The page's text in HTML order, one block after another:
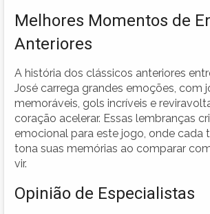
Melhores Momentos de
Anteriores
A história dos clássicos anteriores
José carrega grandes emoções, com
memoráveis, gols incríveis e
coração acelerar. Essas lembranças
emocional para este jogo, onde cada
tona suas memórias ao comparar
vir.
Opinião de Especialistas